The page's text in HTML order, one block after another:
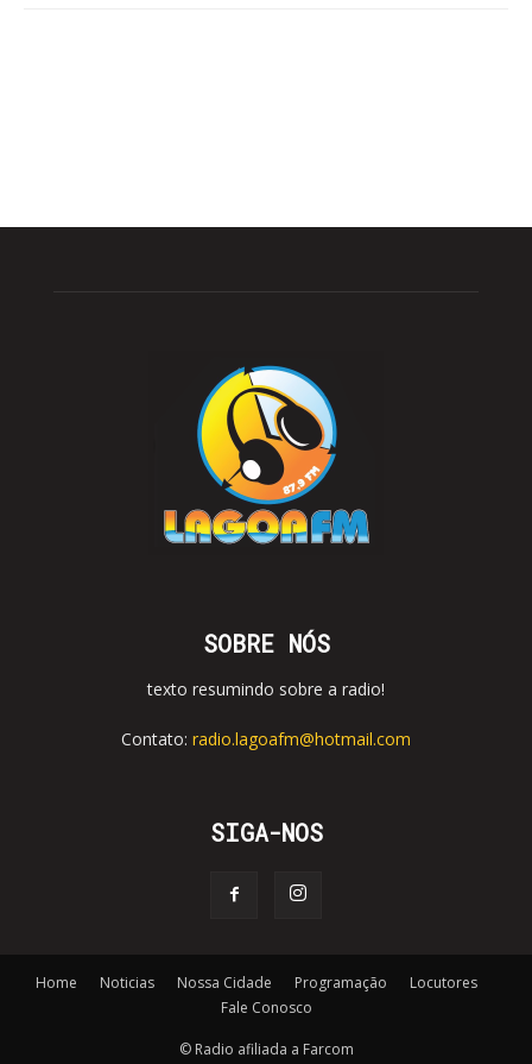
SOBRE NÓS
texto resumindo sobre a radio!
Contato: radio.lagoafm@hotmail.com
SIGA-NOS
Home Noticias Nossa Cidade Programação
Locutores
Fale Conosco
© Radio afiliada a Farcom